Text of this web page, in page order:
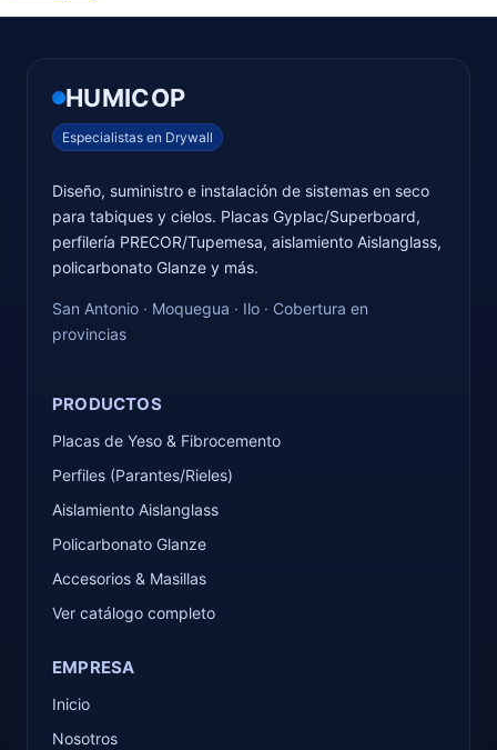
HUMICOP
Especialistas en Drywall
Diseño, suministro e instalación de sistemas en seco
para tabiques y cielos. Placas Gyplac/Superboard,
perfilería PRECOR/Tupemesa, aislamiento Aislanglass,
policarbonato Glanze y más.
San Antonio · Moquegua · Ilo · Cobertura en
provincias
PRODUCTOS
Placas de Yeso & Fibrocemento
Perfiles (Parantes/Rieles)
Aislamiento Aislanglass
Policarbonato Glanze
Accesorios & Masillas
Ver catálogo completo
EMPRESA
Inicio
Nosotros